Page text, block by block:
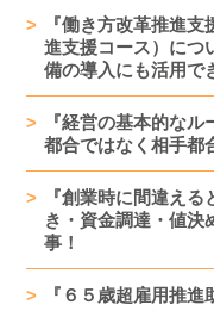
『働き方改革推進
進支援コース）に
備の導入にも活用で
『経営の基本的な
都合ではなく相手都
『創業時に間違え
き・資金調達・値決
事！
『６５歳超雇用推